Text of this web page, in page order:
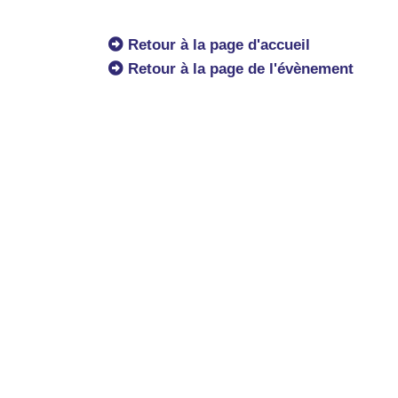
Retour à la page d'accueil
Retour à la page de l'évènement